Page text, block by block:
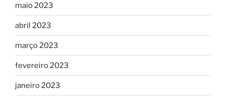
maio 2023
abril 2023
março 2023
fevereiro 2023
janeiro 2023